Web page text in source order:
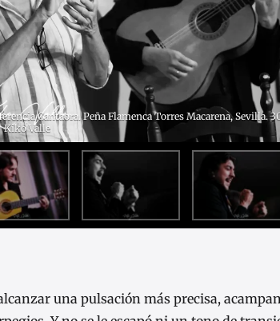
Cantaora. Peña Flamenca Torres Macarena, Sevilla.
Kiko Valle
una pulsación más precisa,